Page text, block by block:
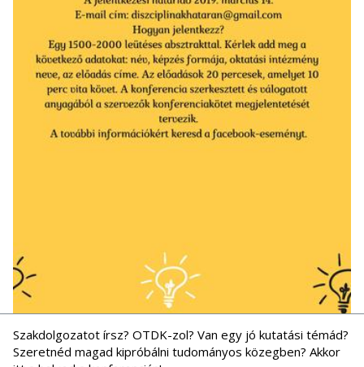
Szakdolgozatot írsz? OTDK-zol? Van egy jó kutatási témád?
Szeretnéd magad kipróbálni tudományos közegben? Akkor